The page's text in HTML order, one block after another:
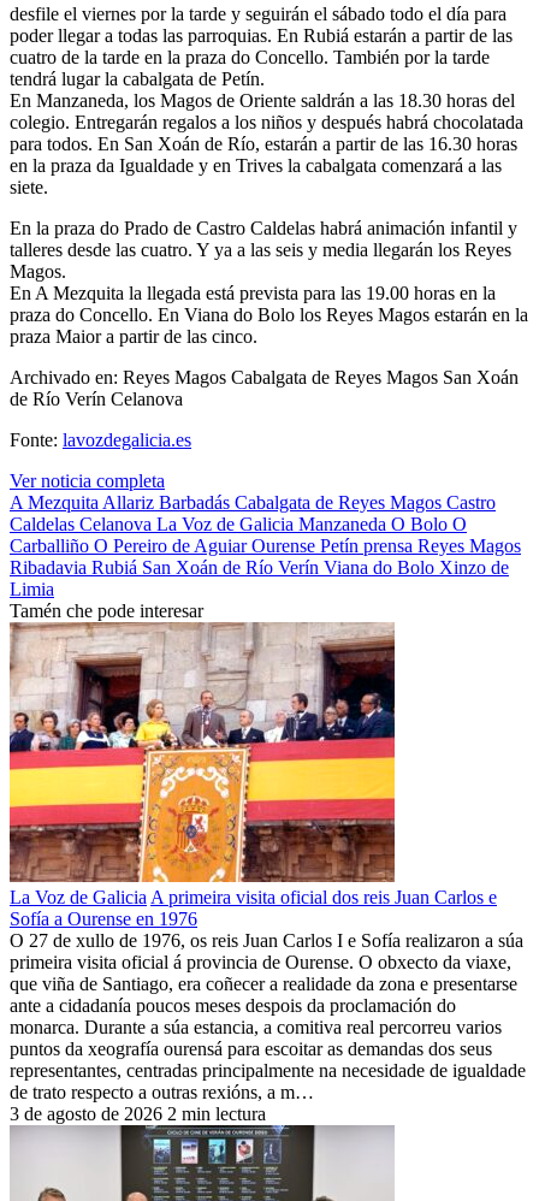
desfile el viernes por la tarde y seguirán el sábado todo el día para
poder llegar a todas las parroquias. En Rubiá estarán a partir de las
cuatro de la tarde en la praza do Concello. También por la tarde
tendrá lugar la cabalgata de Petín.
En Manzaneda, los Magos de Oriente saldrán a las 18.30 horas del
colegio. Entregarán regalos a los niños y después habrá chocolatada
para todos. En San Xoán de Río, estarán a partir de las 16.30 horas
en la praza da Igualdade y en Trives la cabalgata comenzará a las
siete.
En la praza do Prado de Castro Caldelas habrá animación infantil y
talleres desde las cuatro. Y ya a las seis y media llegarán los Reyes
Magos.
En A Mezquita la llegada está prevista para las 19.00 horas en la
praza do Concello. En Viana do Bolo los Reyes Magos estarán en la
praza Maior a partir de las cinco.
Archivado en: Reyes Magos Cabalgata de Reyes Magos San Xoán
de Río Verín Celanova
Fonte: lavozdegalicia.es
Ver noticia completa
A Mezquita Allariz Barbadás Cabalgata de Reyes Magos Castro
Caldelas Celanova La Voz de Galicia Manzaneda O Bolo O
Carballiño O Pereiro de AguiarOurense Petín prensa Reyes Magos
Ribadavia Rubiá San Xoán de Río Verín Viana do Bolo Xinzo de
Limia
Tamén che pode interesar
La Voz de Galicia A primeira visita oficial dos reis Juan Carlos e
Sofía a Ourense en 1976
O 27 de xullo de 1976, os reis Juan Carlos I e Sofía realizaron a súa
primeira visita oficial á provincia de Ourense. O obxecto da viaxe,
que viña de Santiago, era coñecer a realidade da zona e presentarse
ante a cidadanía poucos meses despois da proclamación do
monarca. Durante a súa estancia, a comitiva real percorreu varios
puntos da xeografía ourensá para escoitar as demandas dos seus
representantes, centradas principalmente na necesidade de igualdade
de trato respecto a outras rexións, a m…
3 de agosto de 2026 2 min lectura